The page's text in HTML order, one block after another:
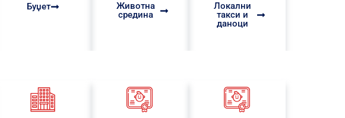
Буџет
Животна
средина
Локални
такси и
даноци